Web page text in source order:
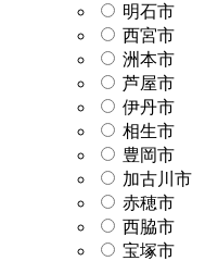
明石市
西宮市
洲本市
芦屋市
伊丹市
相生市
豊岡市
加古川市
赤穂市
西脇市
宝塚市